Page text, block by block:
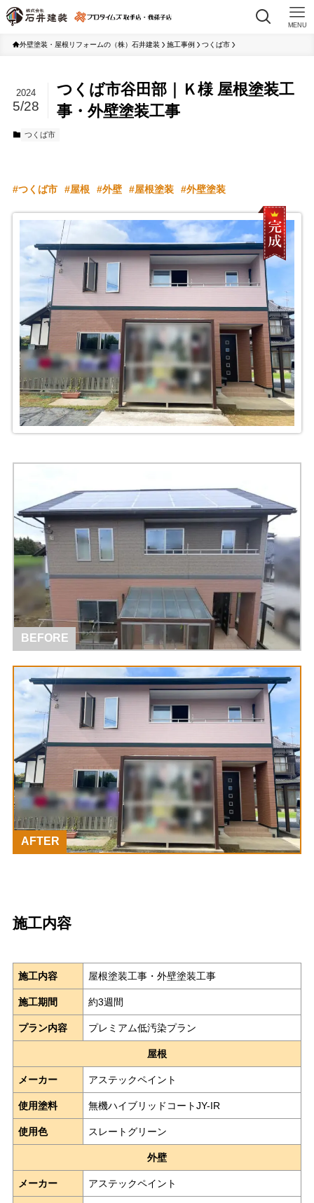
MENU
外壁塗装・屋根リフォームの（株）石井建装 施工事例 つくば市
つくば市谷田部｜Ｋ様 屋根塗装工
事・外壁塗装工事
2024
5/28
つくば市
つくば市 屋根 外壁 屋根塗装 外壁塗装
BEFORE
AFTER
施工内容
施工内容 屋根塗装工事・外壁塗装工事
施工期間 約3週間
プラン内容 プレミアム低汚染プラン
屋根
メーカー アステックペイント
使用塗料 無機ハイブリッドコートJY-IR
使用色 スレートグリーン
外壁
メーカー アステックペイント